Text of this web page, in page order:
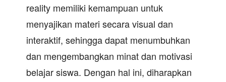
reality memiliki kemampuan untuk
menyajikan materi secara visual dan
interaktif, sehingga dapat menumbuhkan
dan mengembangkan minat dan motivasi
belajar siswa. Dengan hal ini, diharapkan